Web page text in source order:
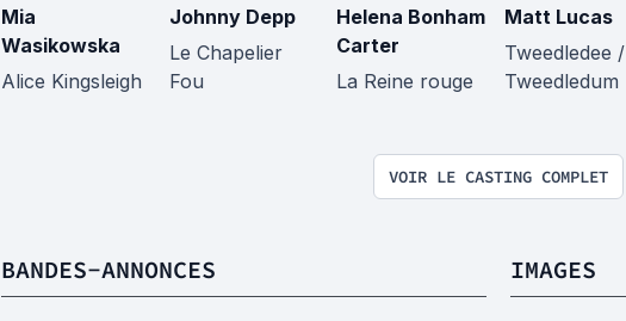
Mia
Wasikowska
Alice Kingsleigh
Johnny Depp
Le Chapelier
Fou
Helena Bonham
Carter
La Reine rouge
Matt Lucas
Tweedledee /
Tweedledum
VOIR LE CASTING COMPLET
BANDES-ANNONCES IMAGES